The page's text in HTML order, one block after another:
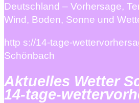
Deutschland – Vorhersage,
Wind, Boden, Sonne und
http s://14-tage-
Schönbach
Aktuelles Wetter
14-tage-